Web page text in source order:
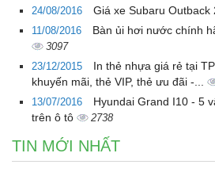
24/08/2016
Giá xe Subaru Outback
11/08/2016
Bàn ủi hơi nước chính
3097
23/12/2015
In thẻ nhựa giá rẻ tại
khuyến mãi, thẻ VIP, thẻ ưu đãi -...
13/07/2016
Hyundai Grand I10 - 5
trên ô tô
2738
TIN MỚI NHẤT